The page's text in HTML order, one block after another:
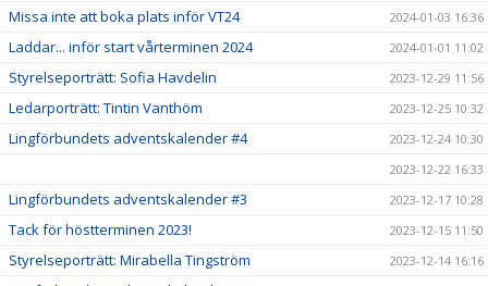
Missa inte att boka plats inför VT24 2024-01-03 16:36
Laddar... inför start vårterminen 2024 2024-01-01 11:02
Styrelseporträtt: Sofia Havdelin 2023-12-29 11:56
Ledarporträtt: Tintin Vanthöm 2023-12-25 10:32
Lingförbundets adventskalender #4
2023-12-24 10:30
2023-12-22 16:33
Lingförbundets adventskalender #3 2023-12-17 10:28
Tack för höstterminen 2023! 2023-12-15 11:50
Styrelseporträtt: Mirabella Tingström 2023-12-14 16:16